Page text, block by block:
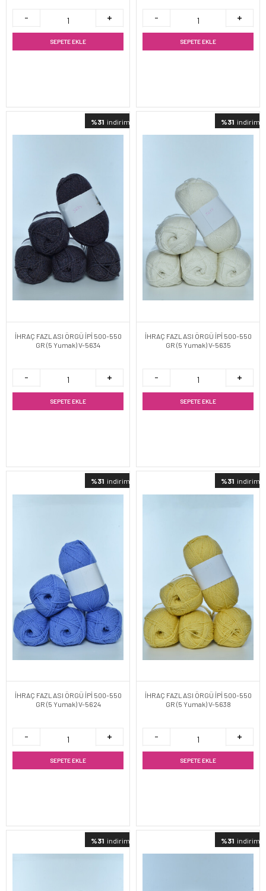
SEPETE EKLE SEPETE EKLE
%31 indirimli
İHRAÇ FAZLASI ÖRGÜ İPİ 500-550
GR (5 Yumak) V-5634
SEPETE EKLE
%31 indirimli
İHRAÇ FAZLASI ÖRGÜ İPİ 500-550
GR (5 Yumak) V-5635
SEPETE EKLE
%31 indirimli
İHRAÇ FAZLASI ÖRGÜ İPİ 500-550
GR (5 Yumak) V-5624
SEPETE EKLE
%31 indirimli
İHRAÇ FAZLASI ÖRGÜ İPİ 500-550
GR (5 Yumak) V-5638
SEPETE EKLE
%31 indirimli %31 indirimli